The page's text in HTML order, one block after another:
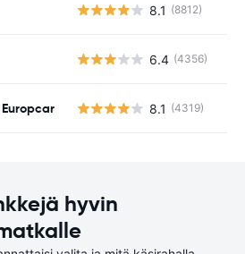
8.1 (8812)
6.4 (4356)
8.1 (4319)
hyvin